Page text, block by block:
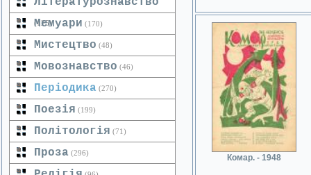
(125)
Мемуари (170)
Мистецтво (48)
Мовознавство (46)
Періодика (270)
Поезія (199)
Політологія (71)
Проза (296) Комар. - 1948